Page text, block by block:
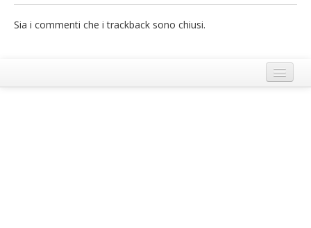
Sia i commenti che i trackback sono chiusi.